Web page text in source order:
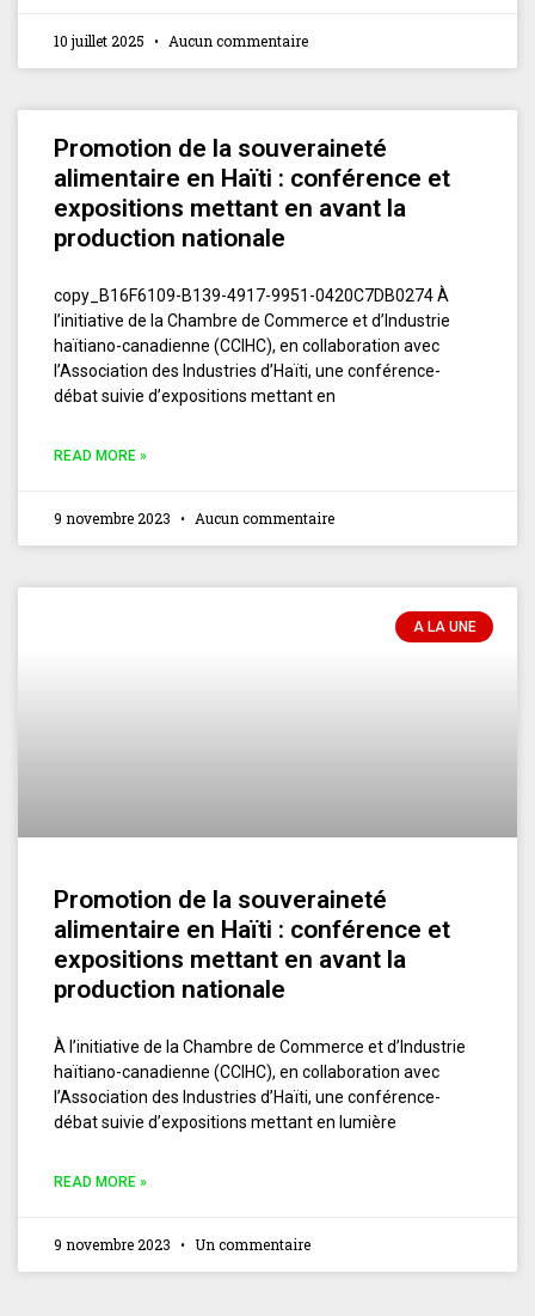
10 juillet 2025 Aucun commentaire
Promotion de la souveraineté
alimentaire en Haïti : conférence et
expositions mettant en avant la
production nationale
copy_B16F6109-B139-4917-9951-0420C7DB0274 À
l’initiative de la Chambre de Commerce et d’Industrie
haïtiano-canadienne (CCIHC), en collaboration avec
l’Association des Industries d’Haïti, une conférence-
débat suivie d’expositions mettant en
READ MORE »
9 novembre 2023 Aucun commentaire
A LA UNE
Promotion de la souveraineté
alimentaire en Haïti : conférence et
expositions mettant en avant la
production nationale
À l’initiative de la Chambre de Commerce et d’Industrie
haïtiano-canadienne (CCIHC), en collaboration avec
l’Association des Industries d’Haïti, une conférence-
débat suivie d’expositions mettant en lumière
READ MORE »
9 novembre 2023 Un commentaire